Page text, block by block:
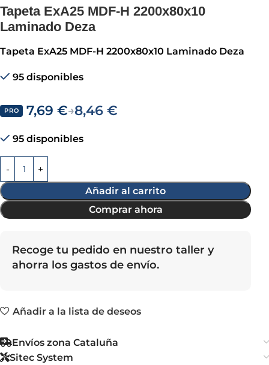
Tapeta ExA25 MDF-H 2200x80x10
Laminado Deza
Tapeta ExA25 MDF-H 2200x80x10 Laminado Deza
95 disponibles
PRO 7,69€→8,46€
95 disponibles
Añadir al carrito
Comprar ahora
Recoge tu pedido en nuestro taller y
ahorra los gastos de envío.
Añadir a la lista de deseos
Envíos zona Cataluña
Sitec System